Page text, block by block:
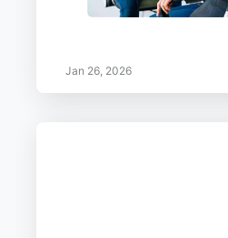
Jan 26, 2026